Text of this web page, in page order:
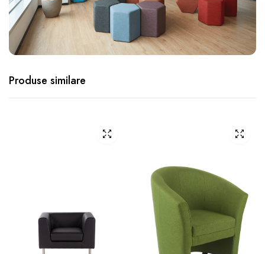
Produse similare